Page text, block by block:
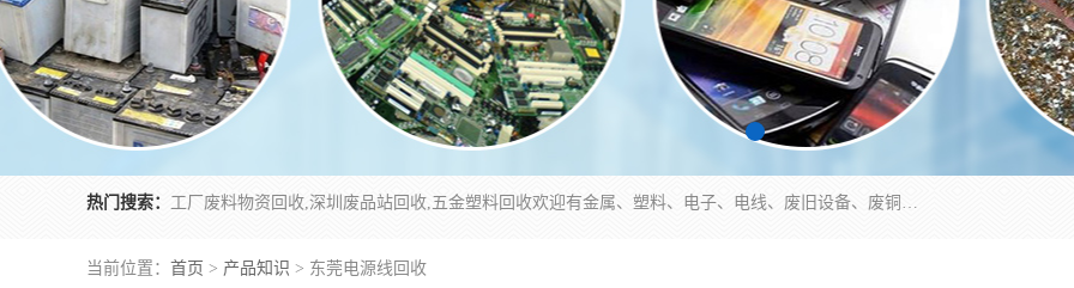
热门搜索： 工厂废料物资回收,深圳废品站回收,五金塑料回收欢迎有金属、塑料、电子、电线、废旧设备、废铜、锡渣、线路板、镀银废料、废IC、电子零件、电子脚，等其他废旧物资的单位及个人联系洽谈。对提供息者我们可以提供优厚的业务提成（佣金）。
当前位置： 首页 > 产品知识 > 东莞电源线回收